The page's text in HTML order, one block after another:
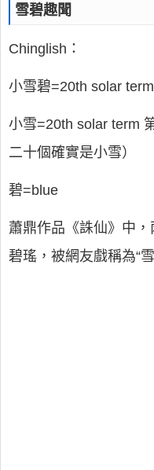
雪碧趣聞
Chinglish：
小雪碧=20th solar
小雪=20th solar term
二十個確實是小雪）
碧=blue
蕭鼎作品《誅仙》中
碧瑤，被網友戲稱為“